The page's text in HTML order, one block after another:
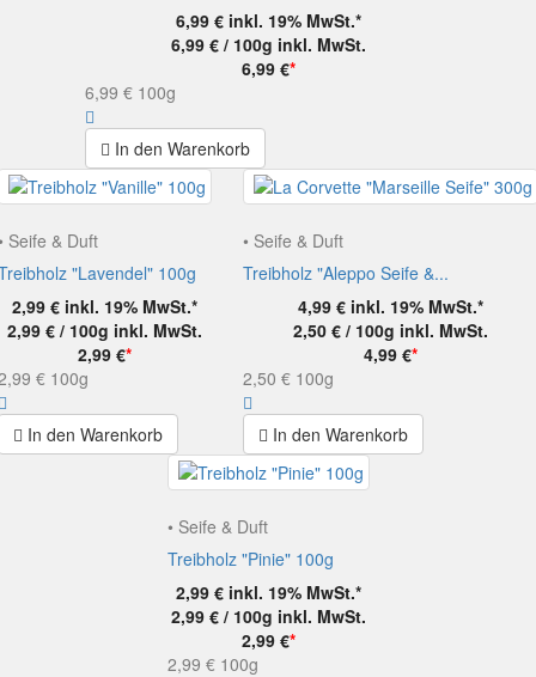
6,99 € inkl. 19% MwSt.*
6,99 € / 100g inkl. MwSt.
6,99 €*
6,99 € 100g
In den Warenkorb
Seife & Duft
"Lavendel" 100g
2,99 € inkl. 19% MwSt.*
2,99 € / 100g inkl. MwSt.
2,99 €*
€ 100g
In den Warenkorb
• Seife & Duft
Treibholz "Aleppo Seife &...
4,99 € inkl. 19% MwSt.*
2,50 € / 100g inkl. MwSt.
4,99 €*
2,50 € 100g
In den Warenkorb
• Seife & Duft
Treibholz "Pinie" 100g
2,99 € inkl. 19% MwSt.*
2,99 € / 100g inkl. MwSt.
2,99 €*
2,99 € 100g